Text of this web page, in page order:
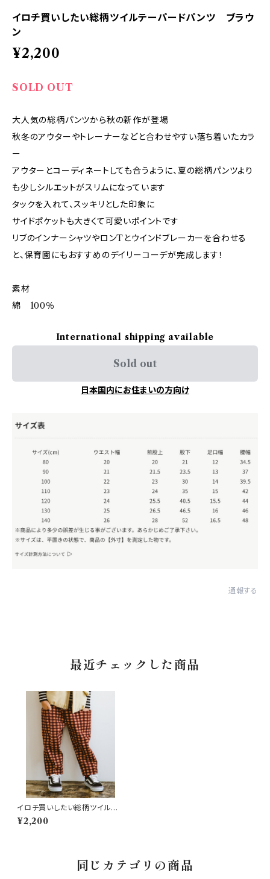
イロチ買いしたい総柄ツイルテーパードパンツ ブラウ
ン
¥2,200
SOLD OUT
大人気の総柄パンツから秋の新作が登場
秋冬のアウターやトレーナーなどと合わせやすい落ち着いたカラ
ー
アウターとコーディネートしても合うように、夏の総柄パンツより
も少しシルエットがスリムになっています
タックを入れて、スッキリとした印象に
サイドポケットも大きくて可愛いポイントです
リブのインナーシャツやロンTとウインドブレーカーを合わせる
と、保育園にもおすすめのデイリーコーデが完成します！
素材
綿 100％
International shipping available
Sold out
日本国内にお住まいの方向け
通報する
最近チェックした商品
イロチ買いしたい総柄ツイルテ
ーパードパンツ ブラウン
¥2,200
同じカテゴリの商品